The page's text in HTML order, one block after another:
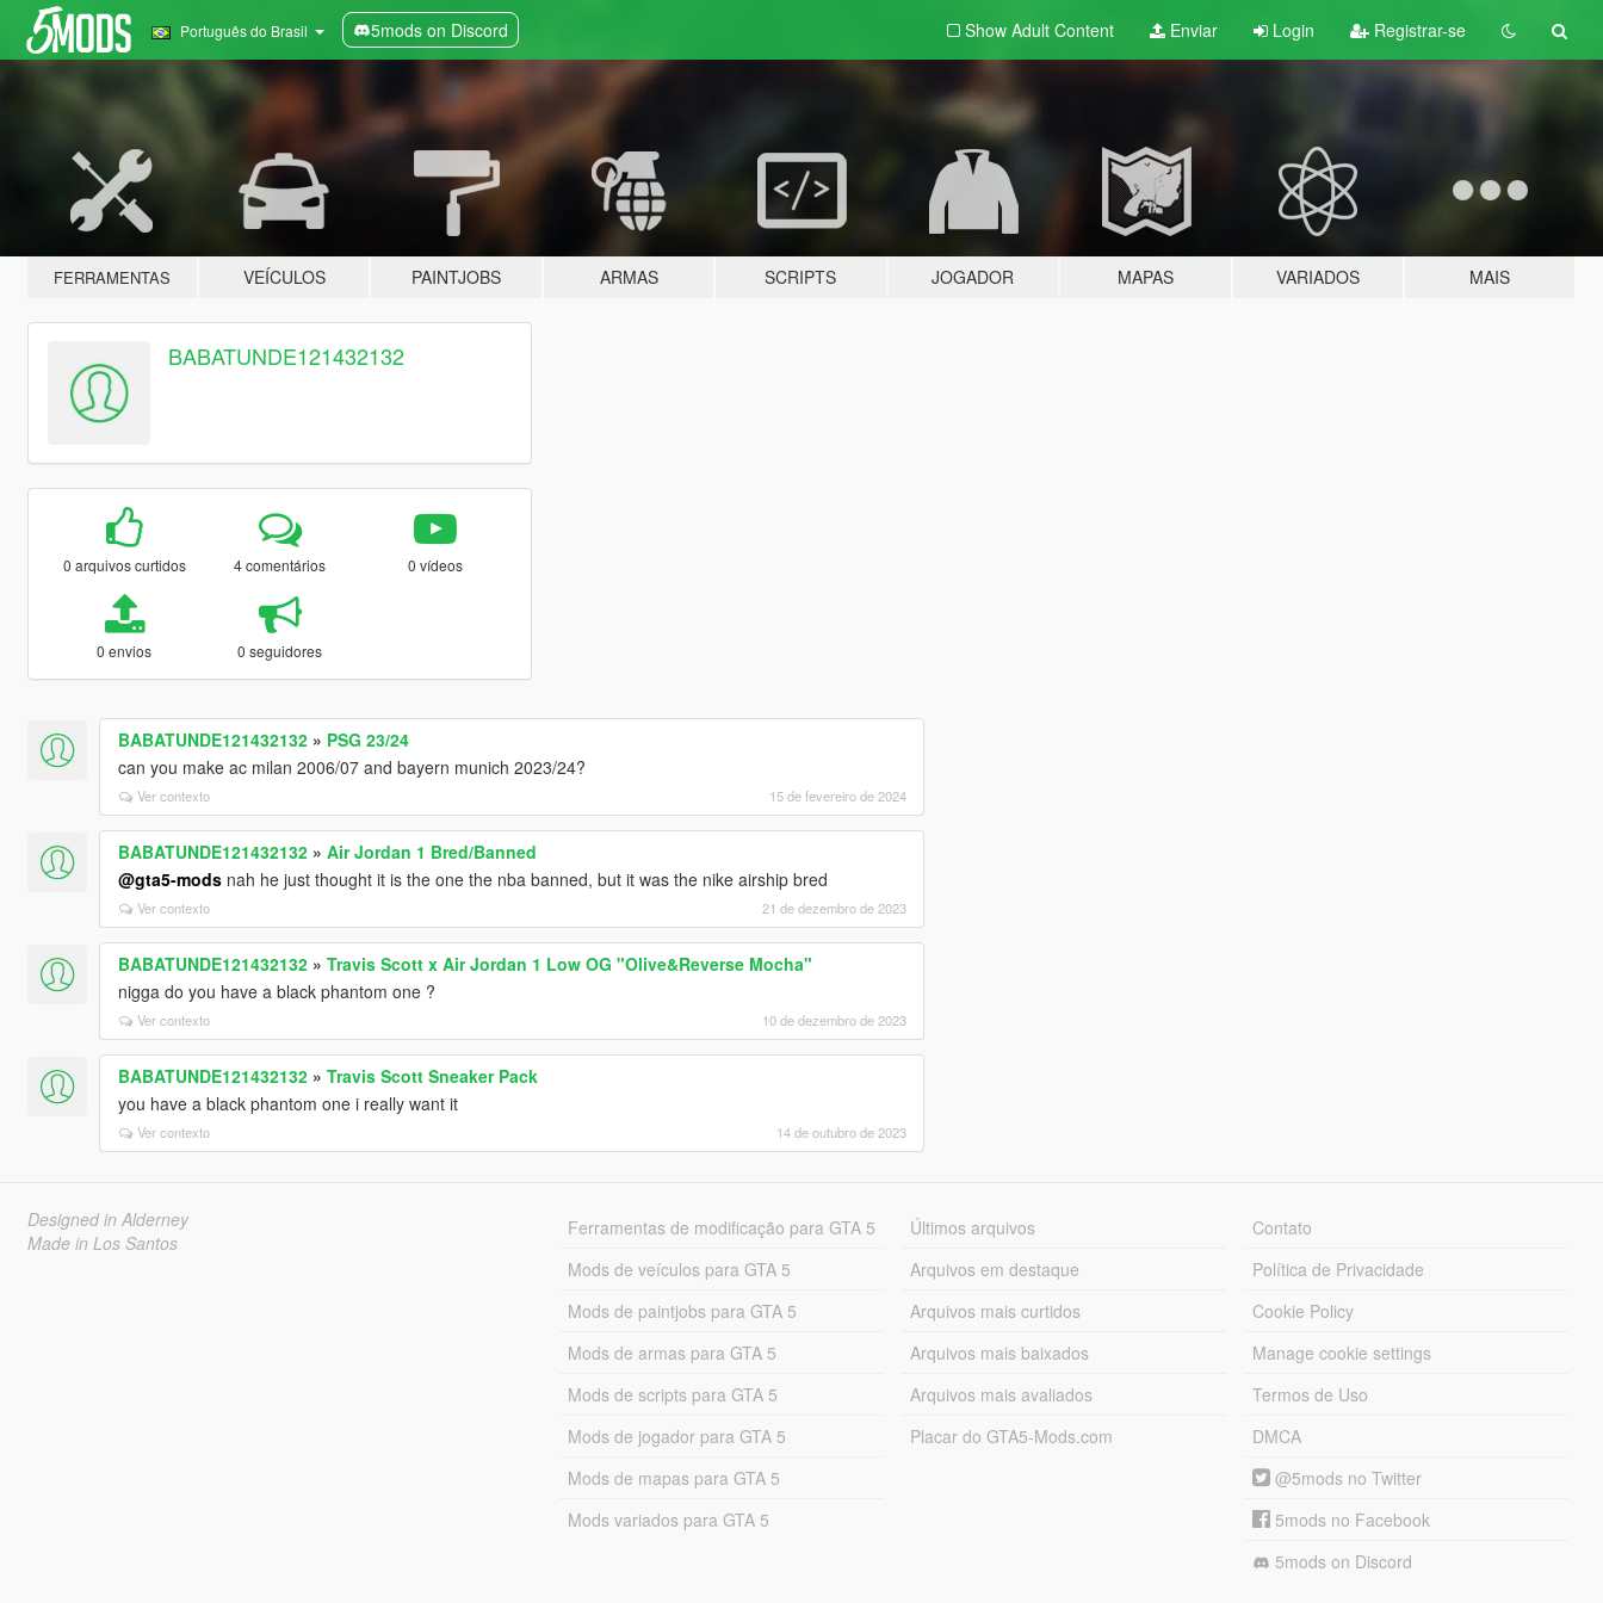
Português do Brasil 5mods on Discord Show Adult Content Enviar Login Registrar-se
FERRAMENTAS VEÍCULOS PAINTJOBS ARMAS SCRIPTS JOGADOR MAPAS VARIADOS MAIS
BABATUNDE121432132
0 arquivos curtidos 4 comentários 0 vídeos
0 envios 0 seguidores
BABATUNDE121432132» PSG 23/24
can you make ac milan 2006/07 and bayern munich 2023/24?
Ver contexto 15 de fevereiro de 2024
BABATUNDE121432132» Air Jordan 1 Bred/Banned
@gta5-modsnah he just thought it is the one the nba banned, but it was the nike airship bred
Ver contexto 21 de dezembro de 2023
BABATUNDE121432132» Travis Scott x Air Jordan 1 Low OG "Olive&Reverse Mocha"
nigga do you have a black phantom one ?
Ver contexto 10 de dezembro de 2023
BABATUNDE121432132» Travis Scott Sneaker Pack
you have a black phantom one i really want it
Ver contexto 14 de outubro de 2023
Designed in Alderney
Made in Los Santos
Ferramentas de modificação para GTA 5
Mods de veículos para GTA 5
Mods de paintjobs para GTA 5
Mods de armas para GTA 5
Mods de scripts para GTA 5
Mods de jogador para GTA 5
Mods de mapas para GTA 5
Mods variados para GTA 5
Últimos arquivos
Arquivos em destaque
Arquivos mais curtidos
Arquivos mais baixados
Arquivos mais avaliados
Placar do GTA5-Mods.com
Contato
Política de Privacidade
Cookie Policy
Manage cookie settings
Termos de Uso
DMCA
@5mods no Twitter
5mods no Facebook
5mods on Discord